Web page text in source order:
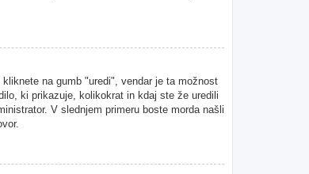
na gumb "uredi", vendar je ta možnost
ki prikazuje, kolikokrat in kdaj ste že uredili
V slednjem primeru boste morda našli